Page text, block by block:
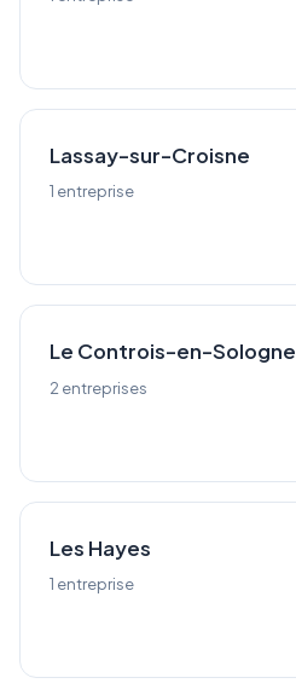
Lassay-sur-Croisne
1 entreprise
Le Controis-en-Sologne
2 entreprises
Les Hayes
1 entreprise